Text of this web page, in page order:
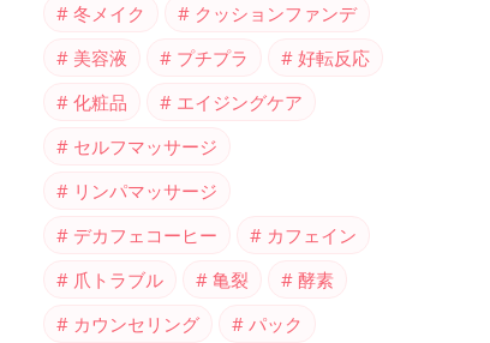
冬メイク
クッションファンデ
美容液
プチプラ
好転反応
化粧品
エイジングケア
セルフマッサージ
リンパマッサージ
デカフェコーヒー
カフェイン
爪トラブル
亀裂
酵素
カウンセリング
パック